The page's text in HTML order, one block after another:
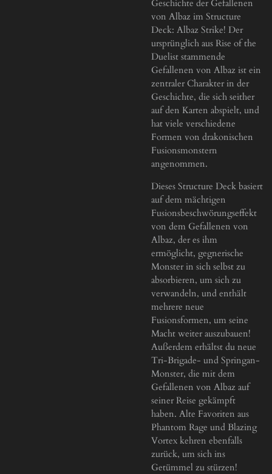
Geschichte der Gefallenen
von Albaz im Structure
Deck: Albaz Strike! Der
ursprünglich aus Rise of the
Duelist stammende
Gefallenen von Albaz ist ein
zentraler Charakter in der
Geschichte, die sich seither
auf den Karten abspielt, und
hat viele verschiedene
Formen von drakonischen
Fusionsmonstern
angenommen.
Dieses Structure Deck basiert
auf dem mächtigen
Fusionsbeschwörungseffekt
von dem Gefallenen von
Albaz, der es ihm
ermöglicht, gegnerische
Monster in sich selbst zu
absorbieren, um sich zu
verwandeln, und enthält
mehrere neue
Fusionsformen, um seine
Macht weiter auszubauen!
Außerdem erhältst du neue
Tri-Brigade- und Springan-
Monster, die mit dem
Gefallenen von Albaz auf
seiner Reise gekämpft
haben. Alte Favoriten aus
Phantom Rage und Blazing
Vortex kehren ebenfalls
zurück, um sich ins
Getümmel zu stürzen!